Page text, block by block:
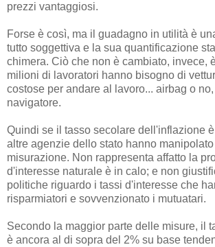
prezzi vantaggiosi.
Forse è così, ma il guadagno in utilità è
tutto soggettiva e la sua quantificazione
chimera. Ciò che non è cambiato, invece,
milioni di lavoratori hanno bisogno di
costose per andare al lavoro... airbag o
navigatore.
Quindi se il tasso secolare dell'inflazione
altre agenzie dello stato hanno
misurazione. Non rappresenta affatto la
d'interesse naturale è in calo; e non
politiche riguardo i tassi d'interesse che
risparmiatori e sovvenzionato i mutuatari.
Secondo la maggior parte delle misure, il
è ancora al di sopra del 2% su base